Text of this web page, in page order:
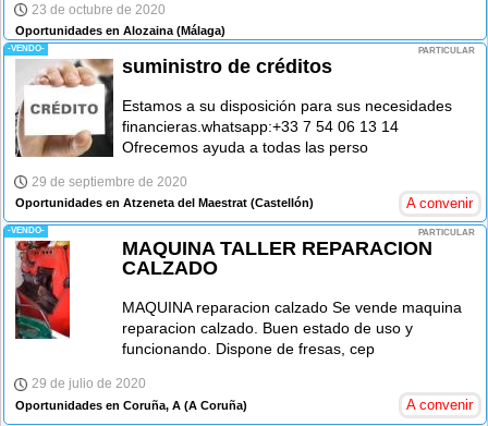
23 de octubre de 2020
Oportunidades en Alozaina (Málaga)
-VENDO- PARTICULAR
suministro de créditos
Estamos a su disposición para sus necesidades
financieras.whatsapp:+33 7 54 06 13 14
Ofrecemos ayuda a todas las perso
29 de septiembre de 2020
Oportunidades en Atzeneta del Maestrat (Castellón) A convenir
-VENDO- PARTICULAR
MAQUINA TALLER REPARACION
CALZADO
MAQUINA reparacion calzado Se vende maquina
reparacion calzado. Buen estado de uso y
funcionando. Dispone de fresas, cep
29 de julio de 2020
Oportunidades en Coruña, A (A Coruña) A convenir